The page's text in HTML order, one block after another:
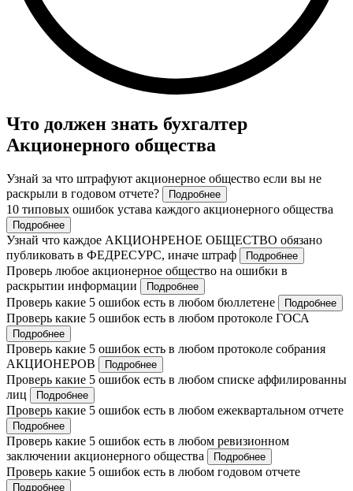
Что должен знать бухгалтер
Акционерного общества
Узнай за что штрафуют акционерное общество если вы не
раскрыли в годовом отчете?
Подробнее
10 типовых ошибок устава каждого акционерного общества
Подробнее
Узнай что каждое АКЦИОНРЕНОЕ ОБЩЕСТВО обязано
публиковать в ФЕДРЕСУРС, иначе штраф
Подробнее
Проверь любое акционерное общество на ошибки в
раскрытии информации
Подробнее
Проверь какие 5 ошибок есть в любом бюллетене Подробнее
Проверь какие 5 ошибок есть в любом протоколе ГОСА
Подробнее
Проверь какие 5 ошибок есть в любом протоколе собрания
АКЦИОНЕРОВ
Подробнее
Проверь какие 5 ошибок есть в любом списке аффилированны
лиц
Подробнее
Проверь какие 5 ошибок есть в любом ежеквартальном отчете
Подробнее
Проверь какие 5 ошибок есть в любом ревизионном
заключении акционерного общества
Подробнее
Проверь какие 5 ошибок есть в любом годовом отчете
Подробнее